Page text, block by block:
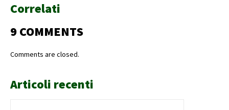
Correlati
9 COMMENTS
Comments are closed.
Articoli recenti